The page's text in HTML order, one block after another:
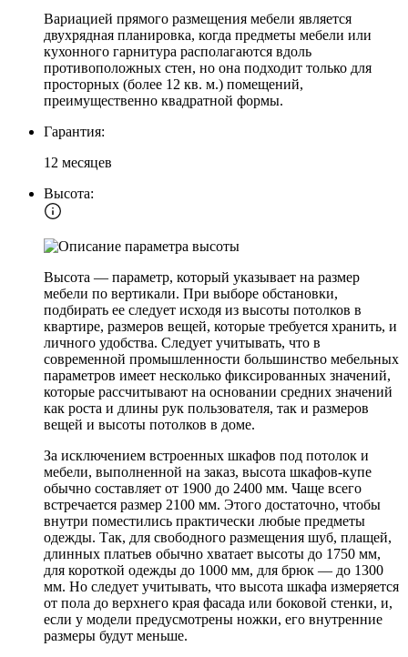
Вариацией прямого размещения мебели является
двухрядная планировка, когда предметы мебели или
кухонного гарнитура располагаются вдоль
противоположных стен, но она подходит только для
просторных (более 12 кв. м.) помещений,
преимущественно квадратной формы.
Гарантия:
12 месяцев
Высота:
Высота — параметр, который указывает на размер
мебели по вертикали. При выборе обстановки,
подбирать ее следует исходя из высоты потолков в
квартире, размеров вещей, которые требуется хранить, и
личного удобства. Следует учитывать, что в
современной промышленности большинство мебельных
параметров имеет несколько фиксированных значений,
которые рассчитывают на основании средних значений
как роста и длины рук пользователя, так и размеров
вещей и высоты потолков в доме.
За исключением встроенных шкафов под потолок и
мебели, выполненной на заказ, высота шкафов-купе
обычно составляет от 1900 до 2400 мм. Чаще всего
встречается размер 2100 мм. Этого достаточно, чтобы
внутри поместились практически любые предметы
одежды. Так, для свободного размещения шуб, плащей,
длинных платьев обычно хватает высоты до 1750 мм,
для короткой одежды до 1000 мм, для брюк — до 1300
мм. Но следует учитывать, что высота шкафа измеряется
от пола до верхнего края фасада или боковой стенки, и,
если у модели предусмотрены ножки, его внутренние
размеры будут меньше.